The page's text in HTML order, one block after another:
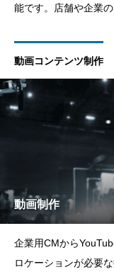
能です。店舗や企業
動画コンテンツ制作
動画制作
企業用CMから
ロケーションが必要